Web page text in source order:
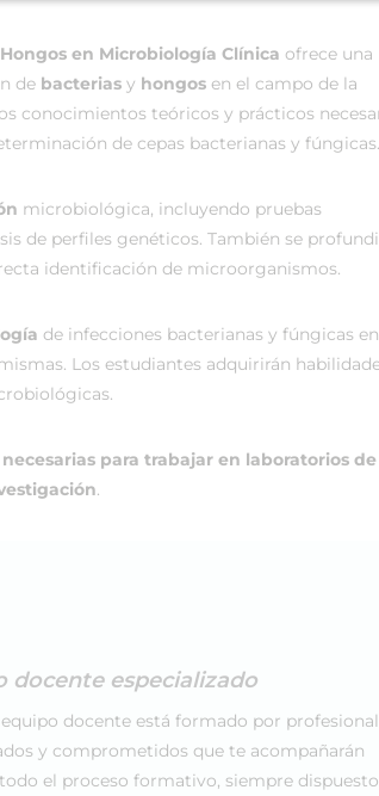
en Microbiología Clínica ofrece una
de bacterias y hongos en el campo de la
conocimientos teóricos y prácticos
de cepas bacterianas y fúngicas.
microbiológica, incluyendo pruebas
de perfiles genéticos. También se
identificación de microorganismos.
de infecciones bacterianas y fúngicas
Los estudiantes adquirirán
para trabajar en laboratorios de
.
docente especializado
docente está formado por
y comprometidos que te acompañarán
el proceso formativo, siempre